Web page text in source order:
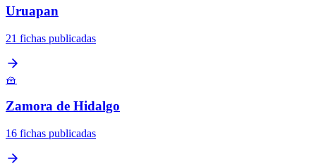
Uruapan
21 fichas publicadas
🧺
Zamora de Hidalgo
16 fichas publicadas